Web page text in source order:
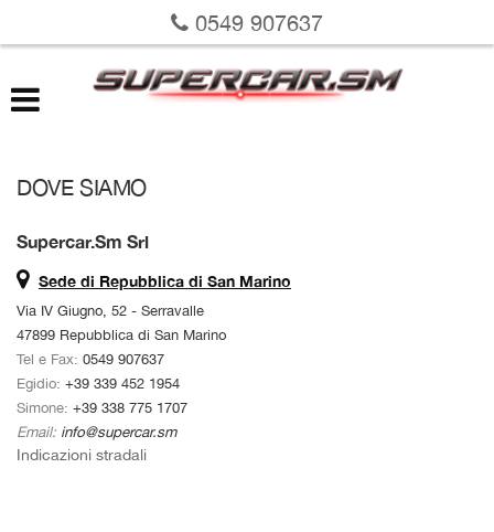
VALUTAZIONE USATO
DOVE SIAMO
SU DI NOI
DOVE SIAMO
Supercar.Sm Srl
Sede di Repubblica di San Marino
Via IV Giugno, 52 - Serravalle
47899 Repubblica di San Marino
Tel e Fax: 0549 907637
Egidio: +39 339 452 1954
Simone: +39 338 775 1707
Email: info@supercar.sm
Indicazioni stradali
0549 907637